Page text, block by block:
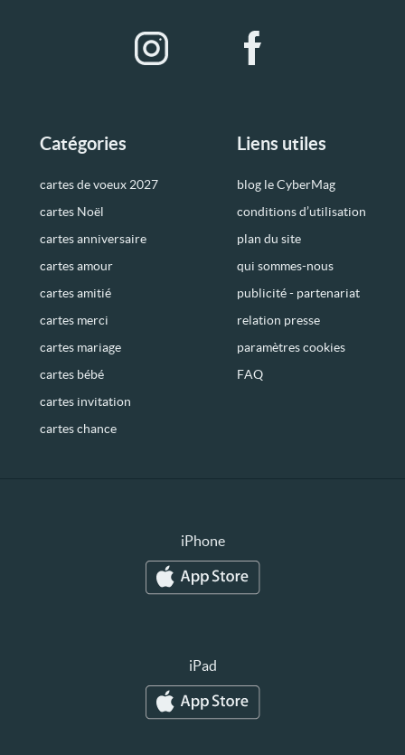
Catégories
cartes de voeux 2027
cartes Noël
cartes anniversaire
cartes amour
cartes amitié
cartes merci
cartes mariage
cartes bébé
cartes invitation
cartes chance
Liens utiles
blog le CyberMag
conditions d’utilisation
plan du site
qui sommes-nous
publicité - partenariat
relation presse
paramètres cookies
FAQ
iPhone
iPad